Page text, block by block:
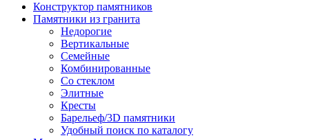
Конструктор памятников
Памятники из гранита
Недорогие
Вертикальные
Семейные
Комбинированные
Со стеклом
Элитные
Кресты
Барельеф/3D памятники
Удобный поиск по каталогу